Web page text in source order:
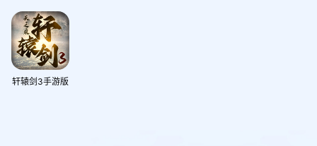
轩辕剑3手游版